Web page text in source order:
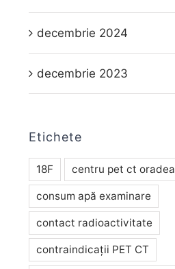
decembrie 2024
decembrie 2023
Etichete
18F centru pet ct oradea
consum apă examinare
contact radioactivitate
contraindicații PET CT